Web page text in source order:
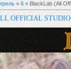
» 6 » BlackLab (All
OFFICIAL